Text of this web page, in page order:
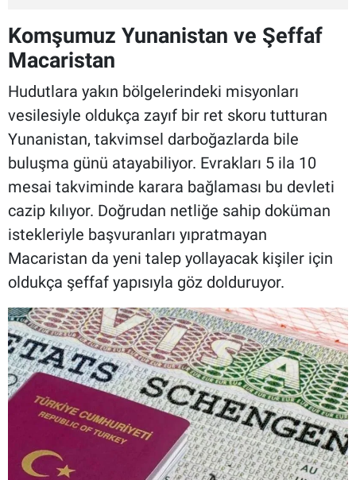
Komşumuz Yunanistan ve Şeffaf
Macaristan
Hudutlara yakın bölgelerindeki misyonları
vesilesiyle oldukça zayıf bir ret skoru tutturan
Yunanistan, takvimsel darboğazlarda bile
buluşma günü atayabiliyor. Evrakları 5 ila 10
mesai takviminde karara bağlaması bu devleti
cazip kılıyor. Doğrudan netliğe sahip doküman
istekleriyle başvuranları yıpratmayan
Macaristan da yeni talep yollayacak kişiler için
oldukça şeffaf yapısıyla göz dolduruyor.